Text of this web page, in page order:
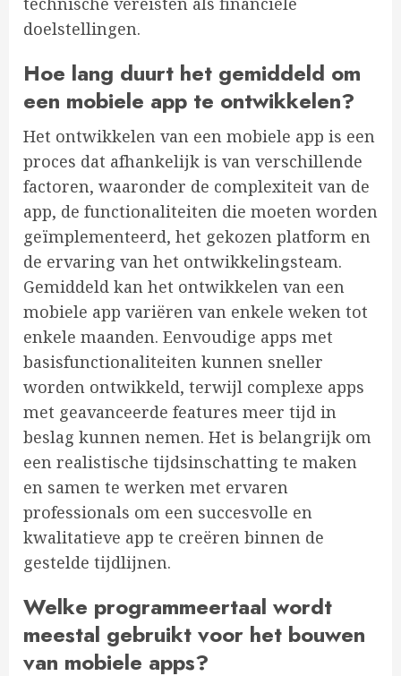
doelstellingen.
Hoe lang duurt het gemiddeld om
een mobiele app te ontwikkelen?
Het ontwikkelen van een mobiele app is een
proces dat afhankelijk is van verschillende
factoren, waaronder de complexiteit van de
app, de functionaliteiten die moeten worden
geïmplementeerd, het gekozen platform en
de ervaring van het ontwikkelingsteam.
Gemiddeld kan het ontwikkelen van een
mobiele app variëren van enkele weken tot
enkele maanden. Eenvoudige apps met
basisfunctionaliteiten kunnen sneller
worden ontwikkeld, terwijl complexe apps
met geavanceerde features meer tijd in
beslag kunnen nemen. Het is belangrijk om
een realistische tijdsinschatting te maken
en samen te werken met ervaren
professionals om een succesvolle en
kwalitatieve app te creëren binnen de
gestelde tijdlijnen.
Welke programmeertaal wordt
meestal gebruikt voor het bouwen
van mobiele apps?